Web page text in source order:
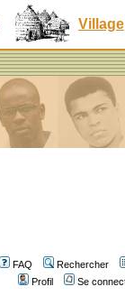
Village
FAQ
Rechercher
Profil
Se